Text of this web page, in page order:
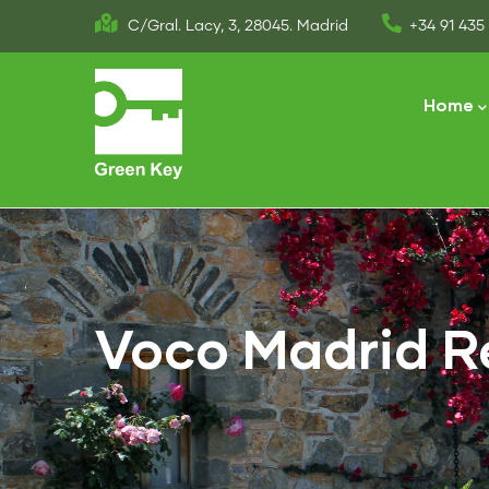
to
C/Gral. Lacy, 3, 28045. Madrid +34 91 435
Home
Voco Madrid